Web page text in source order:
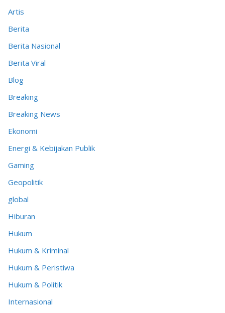
Artis
Berita
Berita Nasional
Berita Viral
Blog
Breaking
Breaking News
Ekonomi
Energi & Kebijakan Publik
Gaming
Geopolitik
global
Hiburan
Hukum
Hukum & Kriminal
Hukum & Peristiwa
Hukum & Politik
Internasional